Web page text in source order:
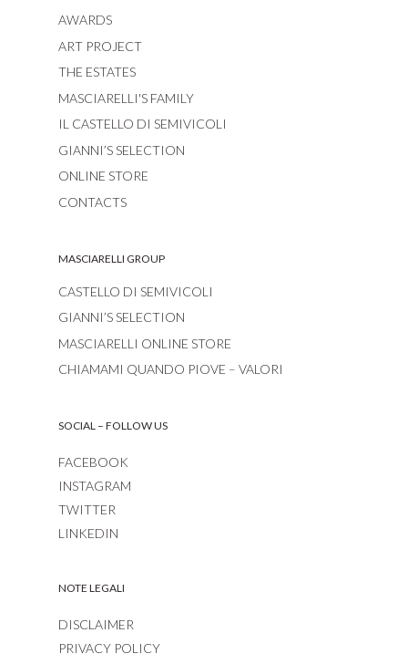
AWARDS
ART PROJECT
THE ESTATES
MASCIARELLI'S FAMILY
IL CASTELLO DI SEMIVICOLI
GIANNI’S SELECTION
ONLINE STORE
CONTACTS
MASCIARELLI GROUP
CASTELLO DI SEMIVICOLI
GIANNI’S SELECTION
MASCIARELLI ONLINE STORE
CHIAMAMI QUANDO PIOVE – VALORI
SOCIAL – FOLLOW US
FACEBOOK
INSTAGRAM
TWITTER
LINKEDIN
NOTE LEGALI
DISCLAIMER
PRIVACY POLICY